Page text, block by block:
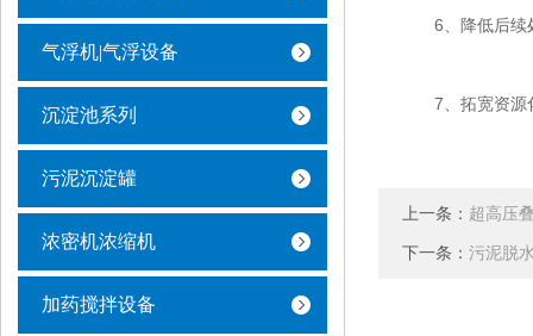
气浮机|气浮设备
沉淀池系列
污泥沉淀罐
浓密机浓缩机
加药搅拌设备
6、 降低后
7、 拓宽资源
上一条： 超高压
下一条： 污泥脱